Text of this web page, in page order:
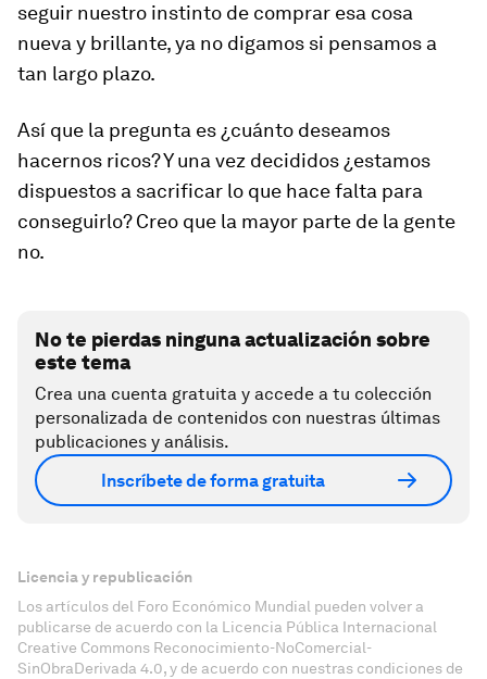
seguir nuestro instinto de comprar esa cosa
nueva y brillante, ya no digamos si pensamos a
tan largo plazo.
Así que la pregunta es ¿cuánto deseamos
hacernos ricos? Y una vez decididos ¿estamos
dispuestos a sacrificar lo que hace falta para
conseguirlo? Creo que la mayor parte de la gente
no.
No te pierdas ninguna actualización sobre
este tema
Crea una cuenta gratuita y accede a tu colección
personalizada de contenidos con nuestras últimas
publicaciones y análisis.
Inscríbete de forma gratuita
Licencia y republicación
Los artículos del Foro Económico Mundial pueden volver a
publicarse de acuerdo con la Licencia Pública Internacional
Creative Commons Reconocimiento-NoComercial-
SinObraDerivada 4.0, y de acuerdo con nuestras condiciones de